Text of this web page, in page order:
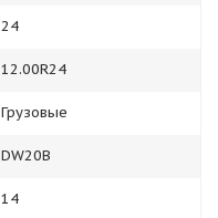
24
12.00R24
Грузовые
DW20B
14